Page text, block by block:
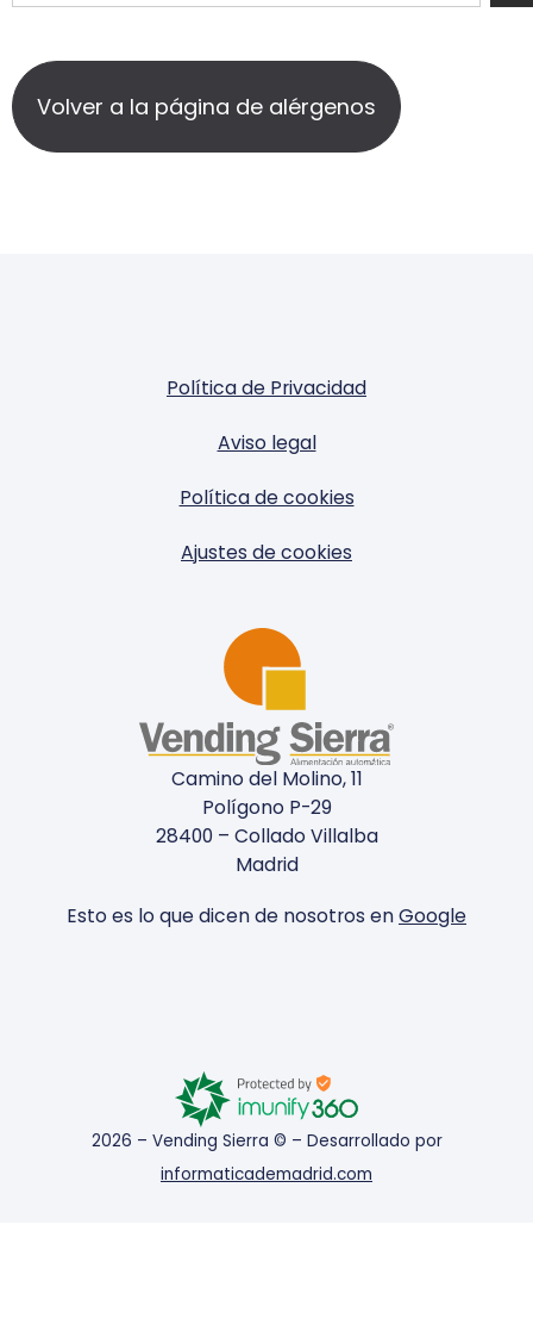
Volver a la página de alérgenos
Política de Privacidad
Aviso legal
Política de cookies
Ajustes de cookies
Camino del Molino, 11
Polígono P-29
28400 – Collado Villalba
Madrid
Esto es lo que dicen de nosotros enGoogle
2026 – Vending Sierra © – Desarrollado por
informaticademadrid.com